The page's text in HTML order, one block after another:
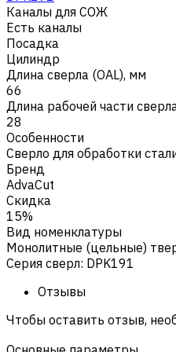
Каналы для СОЖ
Есть каналы
Посадка
Цилиндр
Длина сверла (OAL), мм
66
Длина рабочей части
28
Особенности
Сверло для обработки
Бренд
AdvaCut
Скидка
15%
Вид номенклатуры
Монолитные (цельные)
Серия сверл: DPK191
Отзывы
Чтобы оставить отзыв,